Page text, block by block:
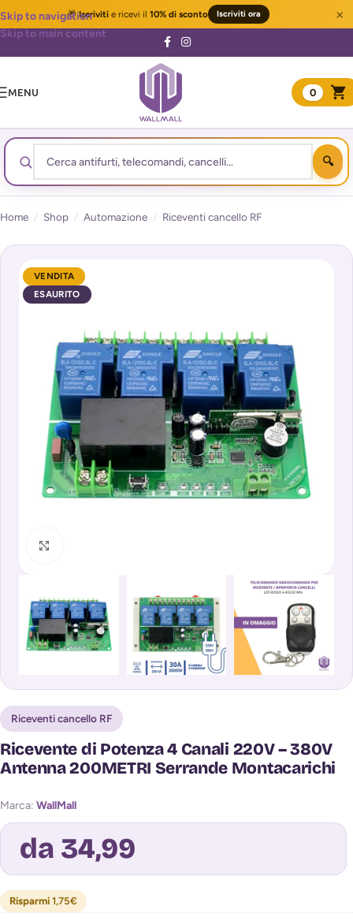
🎁Iscrivitie ricevi il 10% di sconto Iscriviti ora ×
Skip to navigation
Skip to main content
MENU 0
Home / Shop / Automazione / Riceventi cancello RF
VENDITA
ESAURITO
Riceventi cancello RF
Ricevente di Potenza 4 Canali 220V – 380V
Antenna 200METRI Serrande Montacarichi
Marca: WallMall
da 34,99
Risparmi 1,75€